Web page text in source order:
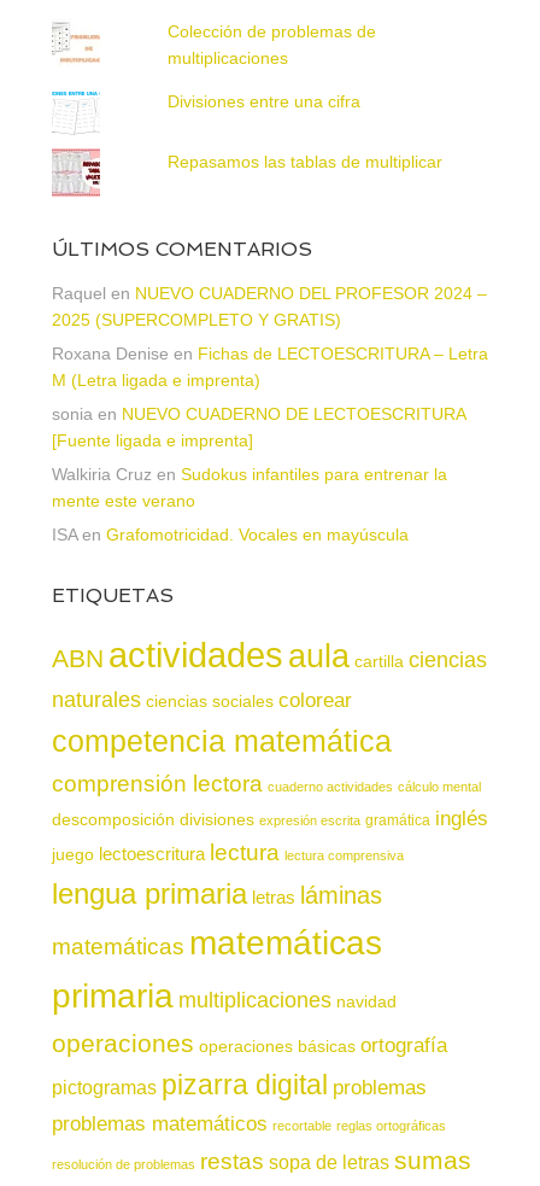
Colección de problemas de
multiplicaciones
Divisiones entre una cifra
Repasamos las tablas de multiplicar
ÚLTIMOS COMENTARIOS
Raquel en NUEVO CUADERNO DEL PROFESOR 2024 –
2025 (SUPERCOMPLETO Y GRATIS)
Roxana Denise en Fichas de LECTOESCRITURA – Letra
M (Letra ligada e imprenta)
soniaen NUEVO CUADERNO DE LECTOESCRITURA
[Fuente ligada e imprenta]
Walkiria Cruzen Sudokus infantiles para entrenar la
mente este verano
ISAen Grafomotricidad. Vocales en mayúscula
ETIQUETAS
ABN actividadesaula cartilla ciencias
naturales ciencias sociales colorear
competencia matemática
comprensión lectora cuaderno actividades cálculo mental
descomposición divisiones expresión escrita gramática inglés
juego lectoescritura lectura lectura comprensiva
lengua primaria letras láminas
matemáticas matemáticas
primaria multiplicaciones navidad
operaciones operaciones básicas ortografía
pictogramas pizarra digital problemas
problemas matemáticos recortable reglas ortográficas
resolución de problemas restas sopa de letras sumas